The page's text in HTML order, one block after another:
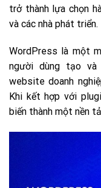
trở thành lựa chọn
và các nhà phát triển.
WordPress là một
người dùng tạo
website doanh
Khi kết hợp với
biến thành một nền